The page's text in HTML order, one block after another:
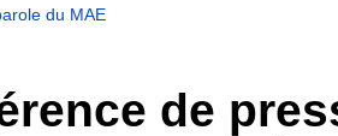
du MAE
de